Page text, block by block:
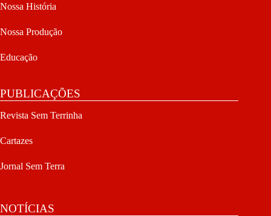
Nossa História
Nossa Produção
Educação
PUBLICAÇÕES
Revista Sem Terrinha
Cartazes
Jornal Sem Terra
NOTÍCIAS